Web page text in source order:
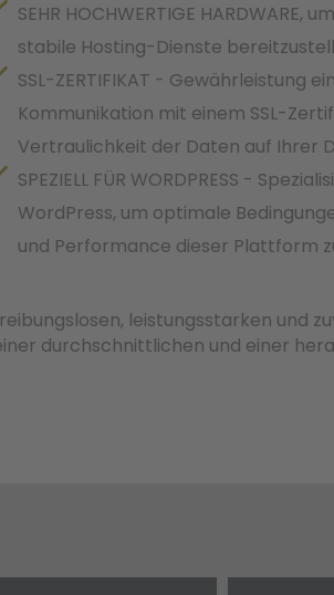
SEHR HOCHWERTIGE HARDWARE,
stabile Hosting-Dienste
SSL-ZERTIFIKAT - Gewährleistung
Kommunikation mit einem SSL-
Vertraulichkeit der Daten auf Ihrer
SPEZIELL FÜR WORDPRESS -
WordPress, um optimale
und Performance dieser Plattform
leistungsstarken und
durchschnittlichen und einer